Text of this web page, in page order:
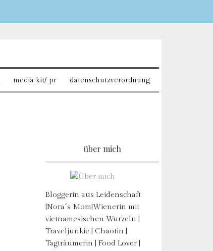
media kit/ pr datenschutzverordnung
über mich
Bloggerin aus Leidenschaft
|Nora´s Mom|Wienerin mit
vietnamesischen Wurzeln |
Traveljunkie | Chaotin |
Tagträumerin | Food Lover |